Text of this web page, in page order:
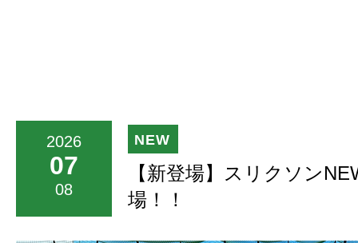
2026
07
08
【新登場】スリクソン
場！！